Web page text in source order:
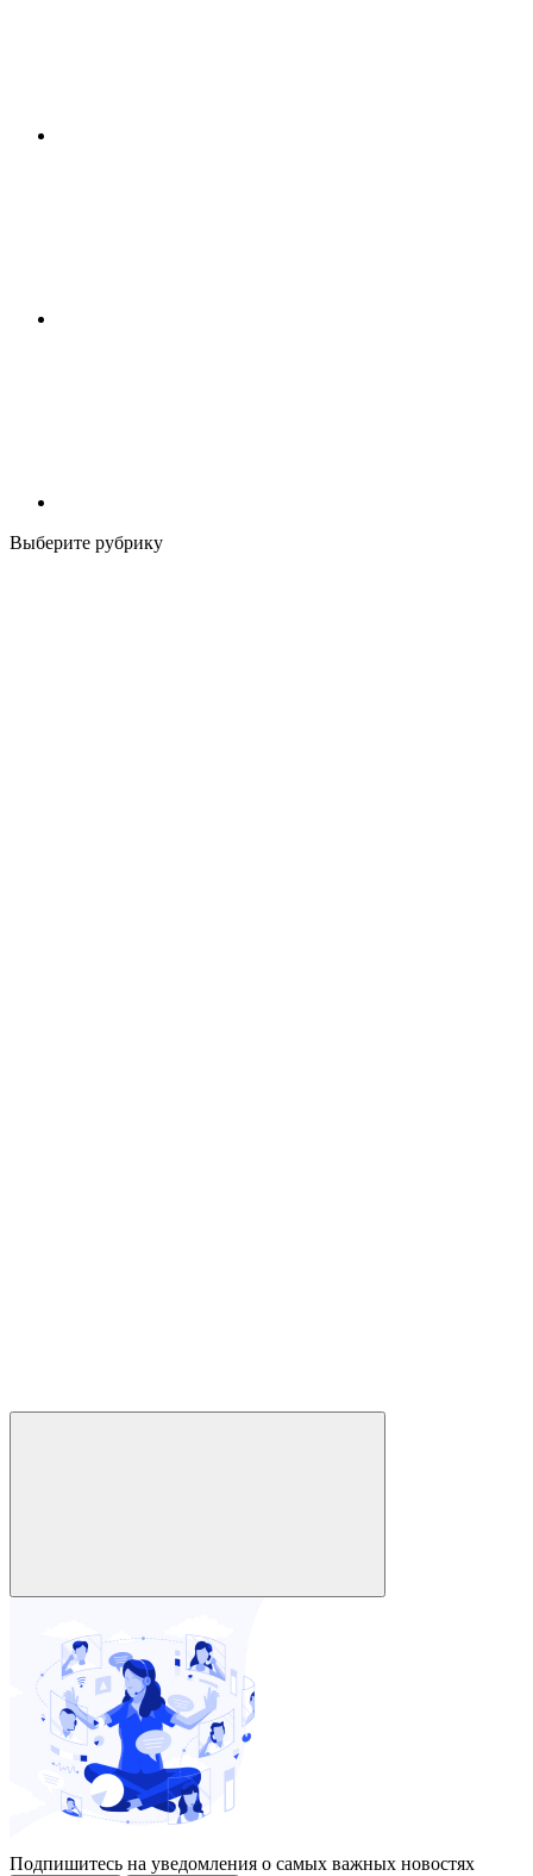
Выберите рубрику
Подпишитесь на уведомления о самых важных новостях